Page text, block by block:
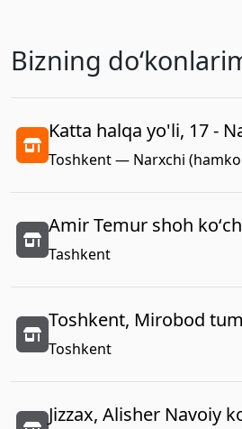
Bizning
Katta halqa yo'li, 17 -
Toshkent — Narxchi
Amir Temur shoh
Tashkent
Toshkent, Mirobod
Toshkent
Jizzax, Alisher Navoiy